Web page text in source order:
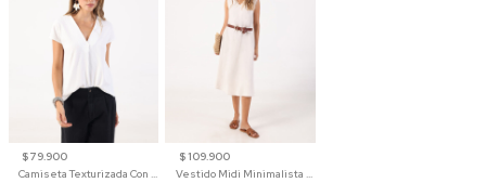
$ 79.900
$ 109.900